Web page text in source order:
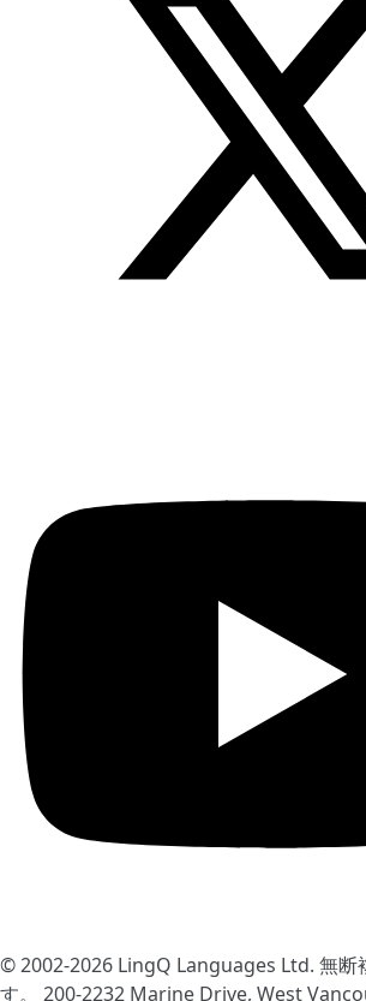
© 2002-2026 LingQ Languages Ltd. 無断
す。 200-2232 Marine Drive, West